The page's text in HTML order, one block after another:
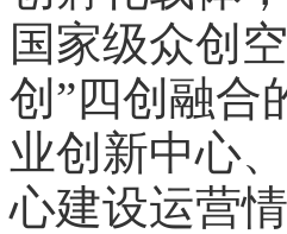
国家级众创
创”四创融合
业创新中心
心建设运营